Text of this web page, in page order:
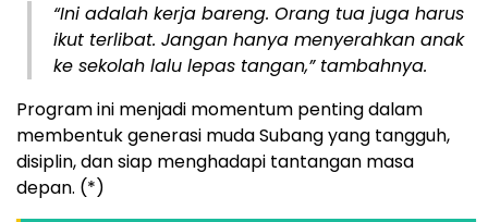
“Ini adalah kerja bareng. Orang tua juga harus
ikut terlibat. Jangan hanya menyerahkan anak
ke sekolah lalu lepas tangan,” tambahnya.
Program ini menjadi momentum penting dalam
membentuk generasi muda Subang yang tangguh,
disiplin, dan siap menghadapi tantangan masa
depan. (*)